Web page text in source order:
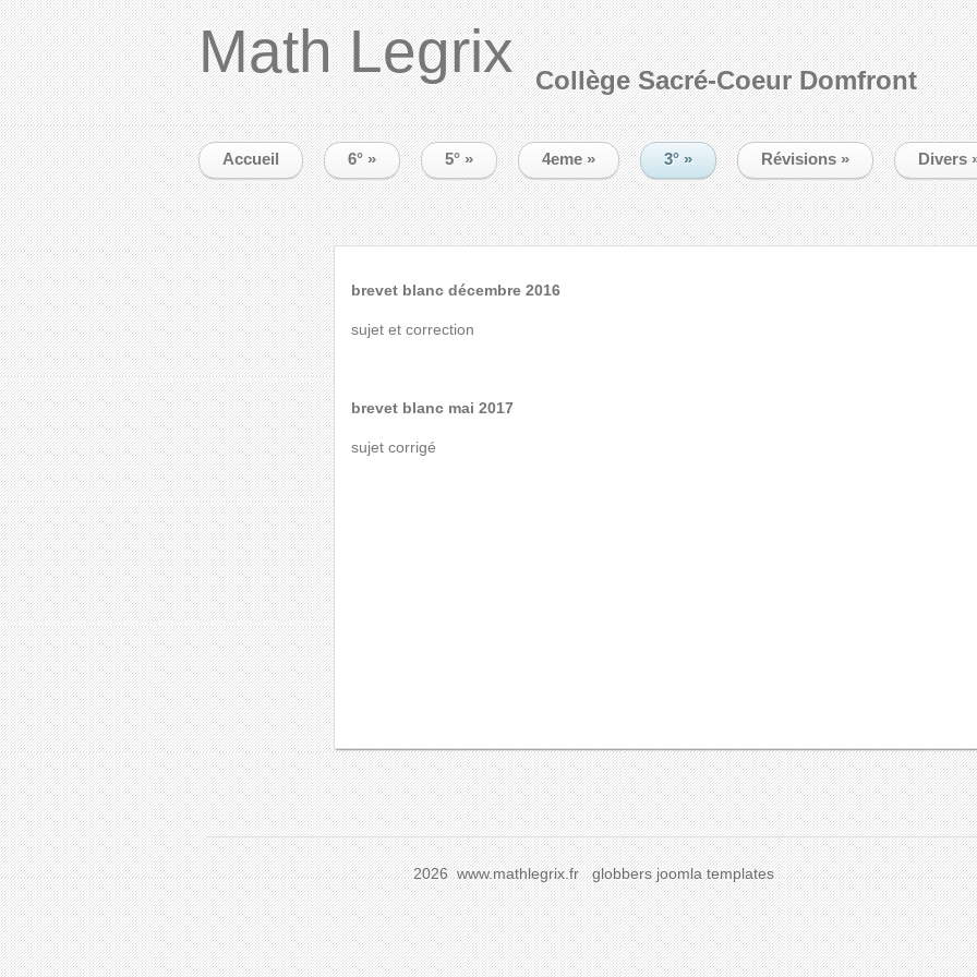
Math Legrix Collège Sacré-Coeur Domfront
Accueil 6° » 5° » 4eme » 3° » Révisions » Divers
brevet blanc décembre 2016
sujet et correction
brevet blanc mai 2017
sujet corrigé
2026 www.mathlegrix.frglobbers joomla templates